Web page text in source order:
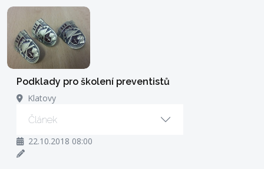
Podklady pro školení preventistů
Klatovy
Článek
22.10.2018 08:00